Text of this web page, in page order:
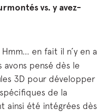
vs. y avez-
Hmm… en fait il n’y en a
pensé dès le
3D pour développer
de la
ainsi été intégrées dès